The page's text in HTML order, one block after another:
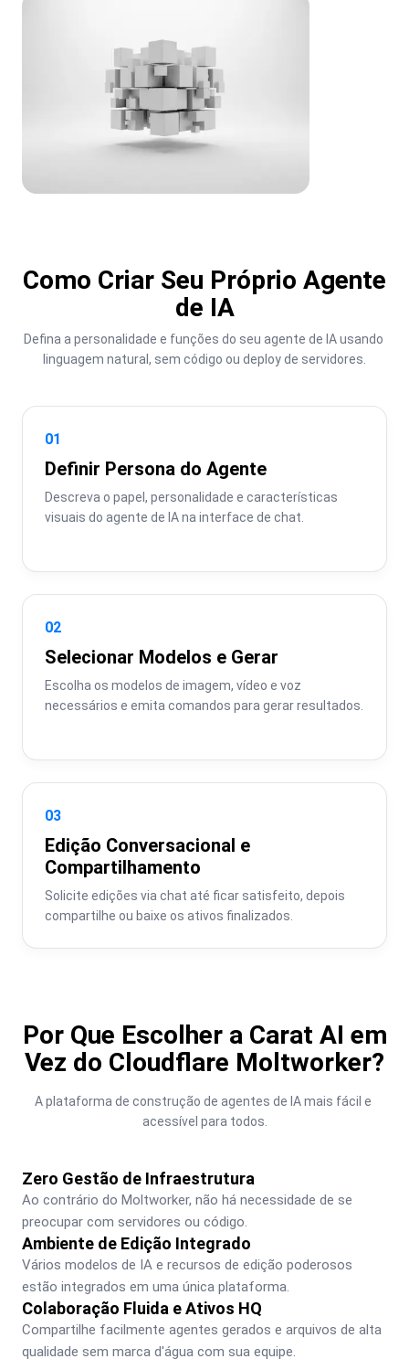
Como Criar Seu Próprio Agente
de IA
Defina a personalidade e funções do seu agente de IA usando
linguagem natural, sem código ou deploy de servidores.
01
Definir Persona do Agente
Descreva o papel, personalidade e características
visuais do agente de IA na interface de chat.
02
Selecionar Modelos e Gerar
Escolha os modelos de imagem, vídeo e voz
necessários e emita comandos para gerar resultados.
03
Edição Conversacional e
Compartilhamento
Solicite edições via chat até ficar satisfeito, depois
compartilhe ou baixe os ativos finalizados.
Por Que Escolher a Carat AI em
Vez do Cloudflare Moltworker?
A plataforma de construção de agentes de IA mais fácil e
acessível para todos.
Zero Gestão de Infraestrutura
Ao contrário do Moltworker, não há necessidade de se
preocupar com servidores ou código.
Ambiente de Edição Integrado
Vários modelos de IA e recursos de edição poderosos
estão integrados em uma única plataforma.
Colaboração Fluida e Ativos HQ
Compartilhe facilmente agentes gerados e arquivos de alta
qualidade sem marca d'água com sua equipe.